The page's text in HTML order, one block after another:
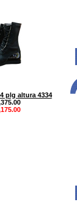
plg altura 4334